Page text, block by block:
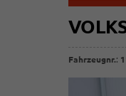
Fahrzeugnr.: